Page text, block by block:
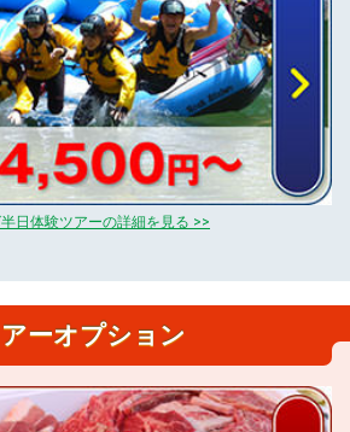
日体験ツアーの詳細を見る >>
ーオプション